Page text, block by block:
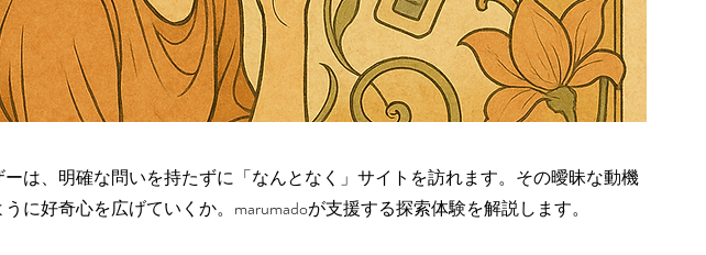
は、明確な問いを持たずに「なんとなく」サイトを訪れます。その曖昧な動機
に好奇心を広げていくか。marumadoが支援する探索体験を解説します。